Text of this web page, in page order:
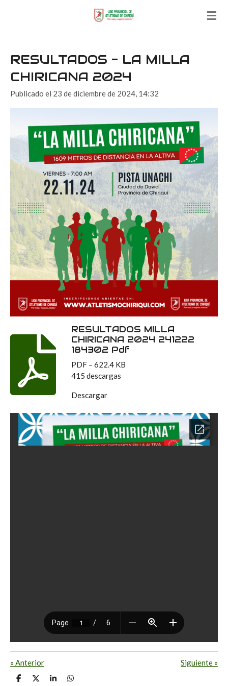
RESULTADOS - LA MILLA
CHIRICANA 2024
Publicado el 23 de diciembre de 2024, 14:32
RESULTADOS MILLA
CHIRICANA 2024 241222
184302 Pdf
PDF – 622.4 KB
415 descargas
Descargar
« Anterior Siguiente »
C
C
C
C